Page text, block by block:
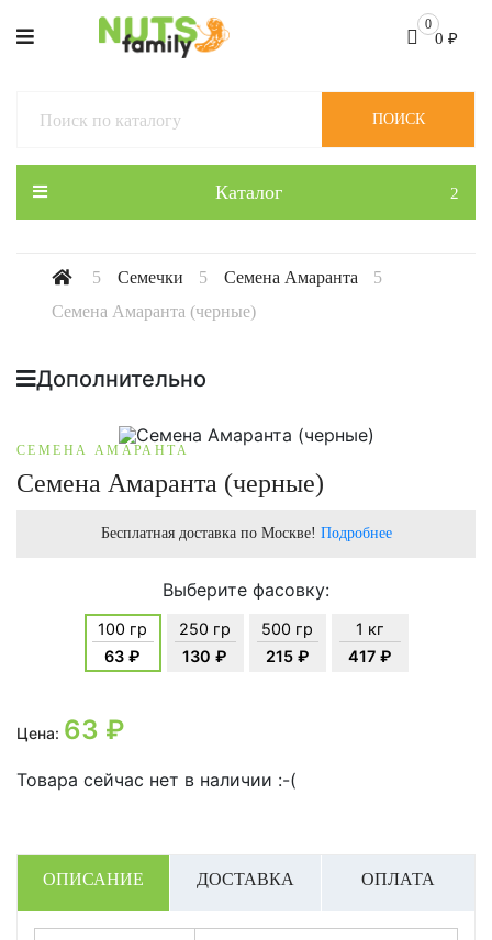
0
0 ₽
Каталог
ПОИСК
Семечки
Семена Амаранта
Семена Амаранта (черные)
Дополнительно
СЕМЕНА АМАРАНТА
Семена Амаранта (черные)
Бесплатная доставка по Москве! Подробнее
Выберите фасовку:
100 гр
63 ₽
250 гр
130 ₽
500 гр
215 ₽
1 кг
417 ₽
Цена: 63 ₽
Товара сейчас нет в наличии :-(
ОПИСАНИЕ ДОСТАВКА ОПЛАТА